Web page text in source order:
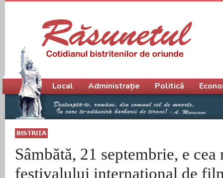
BISTRIŢA
Sâmbătă, 21 septembrie, e
festivalului internaţional de
Meniu principal
Local Administrație Politică